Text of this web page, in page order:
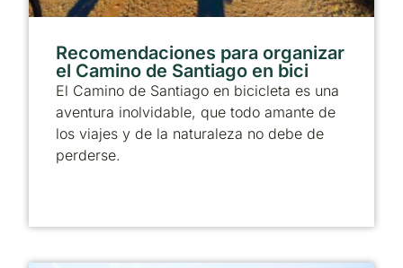
Recomendaciones para organizar
el Camino de Santiago en bici
El Camino de Santiago en bicicleta es una
aventura inolvidable, que todo amante de
los viajes y de la naturaleza no debe de
perderse.